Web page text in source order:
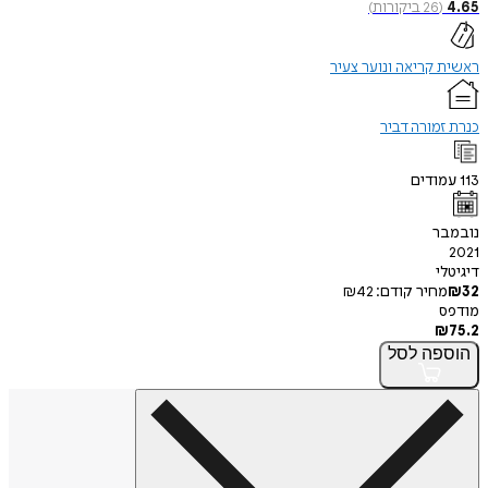
4.65
(
26ביקורות)
ראשית קריאה ונוער צעיר
כנרת זמורה דביר
113עמודים
נובמבר
2021
דיגיטלי
₪32 מחיר קודם: ₪42
מודפס
₪75.2
הוספה לסל